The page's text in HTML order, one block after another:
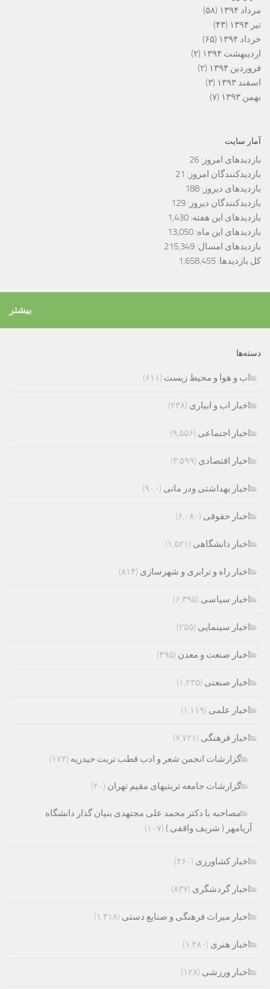
مرداد ۱۳۹۴
(۵۸)
تیر ۱۳۹۴
(۴۳)
خرداد ۱۳۹۴
(۶۵)
اردیبهشت ۱۳۹۴
(۲)
فروردین ۱۳۹۴
(۲)
اسفند ۱۳۹۳
(۳)
بهمن ۱۳۹۳
(۷)
آمار سایت
بازدیدهای امروز: 26
بازدیدکنندگان امروز: 21
بازدیدهای دیروز: 188
بازدیدکنندگان دیروز: 129
بازدیدهای این هفته: 1,430
بازدیدهای این ماه: 13,050
بازدیدهای امسال: 215,349
کل بازدیدها: 1,658,455
بیشتر
دسته‌ها
اب و هوا و محیط زیست (۶۱۱)
اخبار اب و ابیاری (۲۳۸)
اخبار اجتماعی (۹,۵۵۶)
اخبار اقتصادی (۳,۵۹۹)
اخبار بهداشتی ودر مانی (۹۰۰)
اخبار حقوقی (۶,۰۸۰)
اخبار دانشگاهی (۱,۵۲۱)
اخبار راه و ترابری و شهرسازی (۸۱۴)
اخبار سیاسی (۶,۳۹۵)
اخبار سینمایی (۲۵۵)
اخبار صنعت و معدن (۴۹۵)
اخبار صنعتی (۱,۲۳۵)
اخبار علمی (۱,۱۱۹)
اخبار فرهنگی (۷,۷۲۱)
گزارشات انجمن شعر و ادب قطب تربت حیدریه (۱۷۴)
گزارشات جامعه تربتیهای مقیم تهران (۲۰)
مصاحبه با دکتر محمد علی مجتهدی بنیان گذار دانشگاه
آریامهر ( شریف واقفی ) (۱۰۷)
اخبار کشاورزی (۴۶۰)
اخبار گردشگری (۸۳۷)
اخبار میراث فرهنگی و صنایع دستی (۱,۴۱۸)
اخبار هنری (۱,۴۸۰)
اخبار ورزشی (۱۲۸)